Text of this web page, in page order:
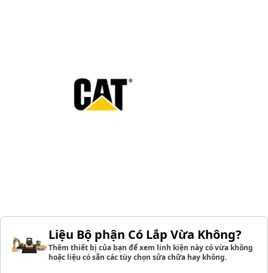
Liệu Bộ phận Có Lắp Vừa Không?
Thêm thiết bị của bạn để xem linh kiện này có vừa không
hoặc liệu có sẵn các tùy chọn sửa chữa hay không.